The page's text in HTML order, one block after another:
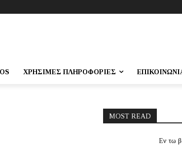
ΧΡΉΣΙΜΕΣ ΠΛΗΡΟΦΟΡΊΕΣ
MOST READ
Εν τω